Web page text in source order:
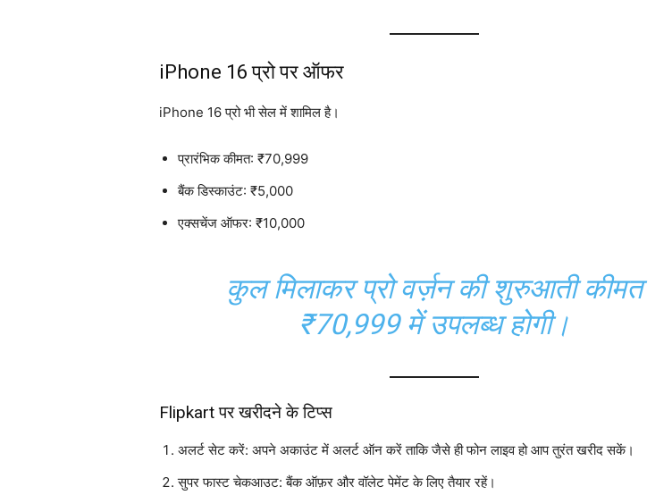
iPhone 16 प्रो पर ऑफर
iPhone 16 प्रो भी सेल में शामिल है।
प्रारंभिक कीमत: ₹70,999
बैंक डिस्काउंट: ₹5,000
एक्सचेंज ऑफर: ₹10,000
कुल मिलाकर प्रो वर्ज़न की शुरुआती कीमत
₹70,999 में उपलब्ध होगी।
Flipkart पर खरीदने के टिप्स
अलर्ट सेट करें: अपने अकाउंट में अलर्ट ऑन करें ताकि जैसे ही फोन लाइव हो आप तुरंत खरीद सकें।
सुपर फास्ट चेकआउट: बैंक ऑफ़र और वॉलेट पेमेंट के लिए तैयार रहें।